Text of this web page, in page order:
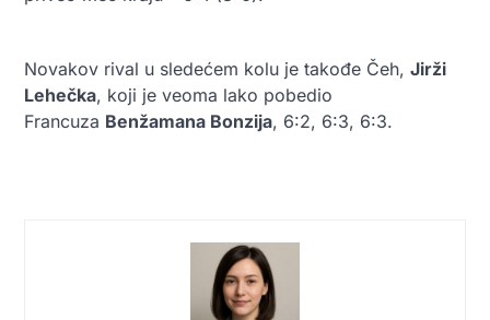
Novakov rival u sledećem kolu je takođe Čeh, Jirži
Lehečka, koji je veoma lako pobedio
Francuza Benžamana Bonzija, 6:2, 6:3, 6:3.